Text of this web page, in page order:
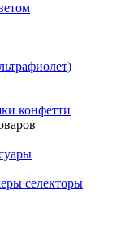
конфетти
селекторы